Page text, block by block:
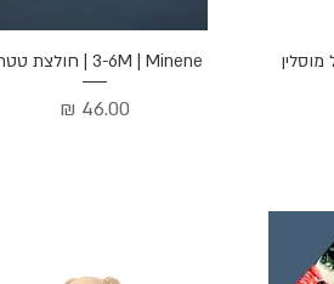
תצוגה מהירה
3-6M | Minene | חולצת טטרה
מחיר